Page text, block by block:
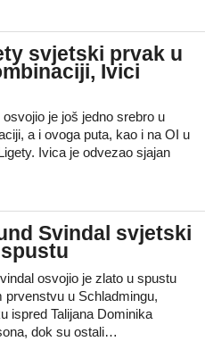
svjetski prvak u
Ivici
je još jedno srebro u
a i ovoga puta, kao i na OI u
Ivica je odvezao sjajan
Svindal svjetski
osvojio je zlato u spustu
prvenstvu u Schladmingu,
ispred Talijana Dominika
dok su ostali…